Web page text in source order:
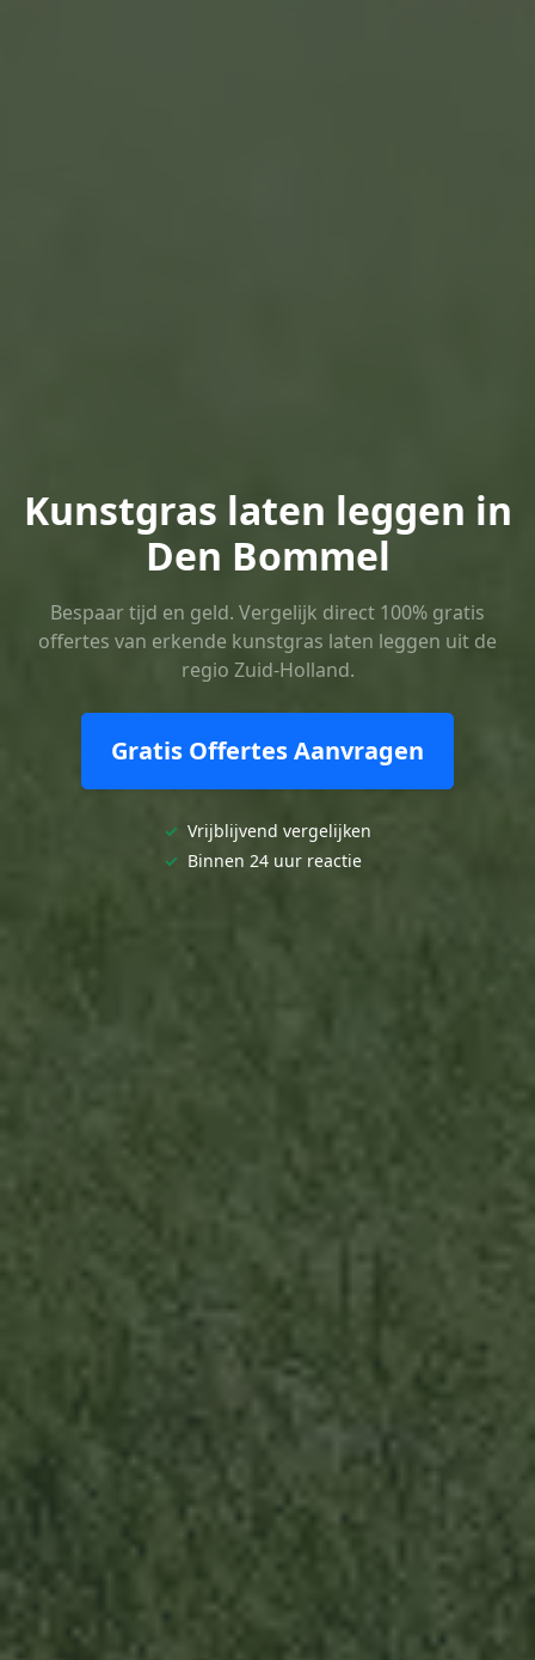
Kunstgras laten leggen in
Den Bommel
Bespaar tijd en geld. Vergelijk direct 100% gratis
offertes van erkende kunstgras laten leggen uit de
regio Zuid-Holland.
Gratis Offertes Aanvragen
✓ Vrijblijvend vergelijken
✓ Binnen 24 uur reactie